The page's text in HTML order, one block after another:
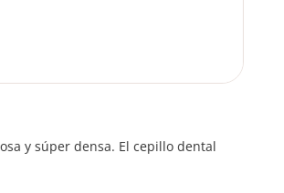
y súper densa. El cepillo dental